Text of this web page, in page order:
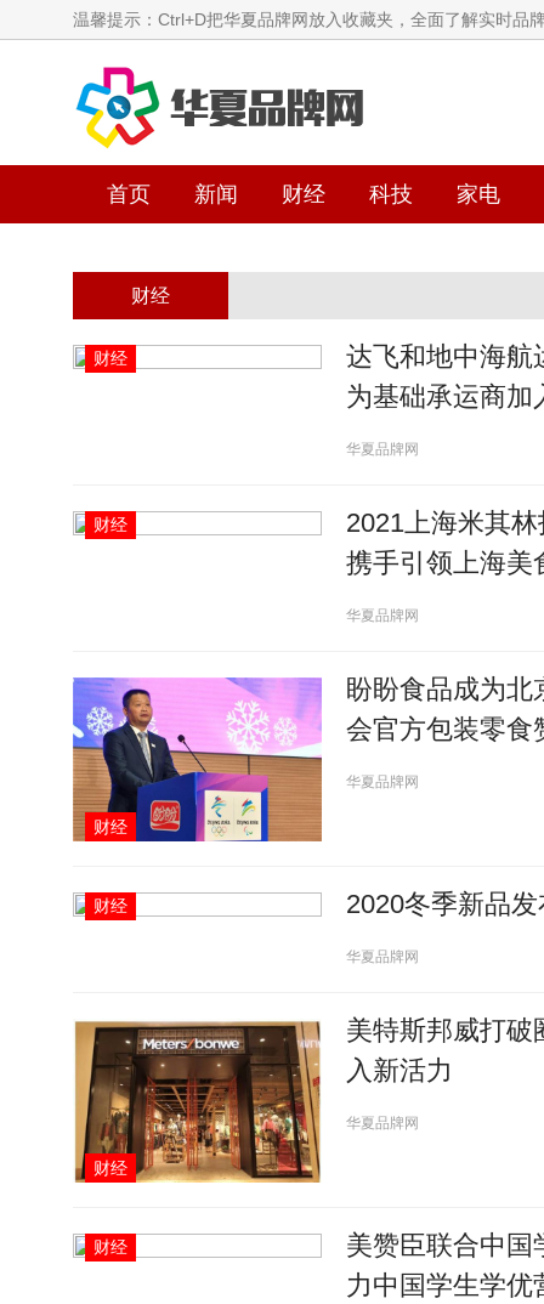
温馨提示：Ctrl+D把华夏品牌网放入收藏夹，全面了解实时品
首页 新闻 财经 科技 家电
财经
财经
达飞和地中海航
为基础承运商加
航运平台
华夏品牌网
财经
2021上海米其
携手引领上海美
华夏品牌网
财经
盼盼食品成为北
会官方包装零食
华夏品牌网
财经 2020冬季新品
华夏品牌网
财经
美特斯邦威打破
入新活力
华夏品牌网
财经
美赞臣联合中国
力中国学生学优